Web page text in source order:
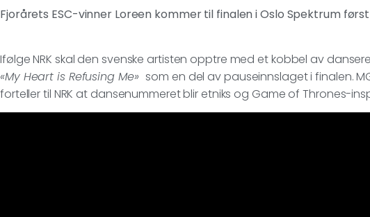
Fjorårets ESC-vinner Loreen kommer til finalen i Oslo Spektrum
Ifølge NRK skal den svenske artisten opptre med et kobbel av
«My Heart is Refusing Me»som en del av pauseinnslaget i finalen.
forteller til NRK at dansenummeret blir etniks og Game of Thrones-